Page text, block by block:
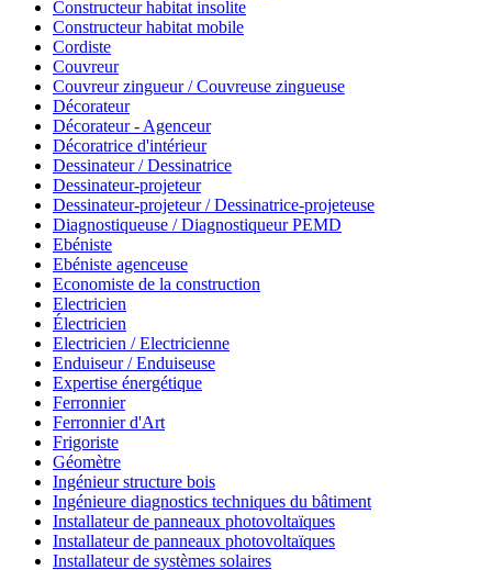
Constructeur habitat insolite
Constructeur habitat mobile
Cordiste
Couvreur
Couvreur zingueur / Couvreuse zingueuse
Décorateur
Décorateur - Agenceur
Décoratrice d'intérieur
Dessinateur / Dessinatrice
Dessinateur-projeteur
Dessinateur-projeteur / Dessinatrice-projeteuse
Diagnostiqueuse / Diagnostiqueur PEMD
Ebéniste
Ebéniste agenceuse
Economiste de la construction
Electricien
Électricien
Electricien / Electricienne
Enduiseur / Enduiseuse
Expertise énergétique
Ferronnier
Ferronnier d'Art
Frigoriste
Géomètre
Ingénieur structure bois
Ingénieure diagnostics techniques du bâtiment
Installateur de panneaux photovoltaïques
Installateur de panneaux photovoltaïques
Installateur de systèmes solaires